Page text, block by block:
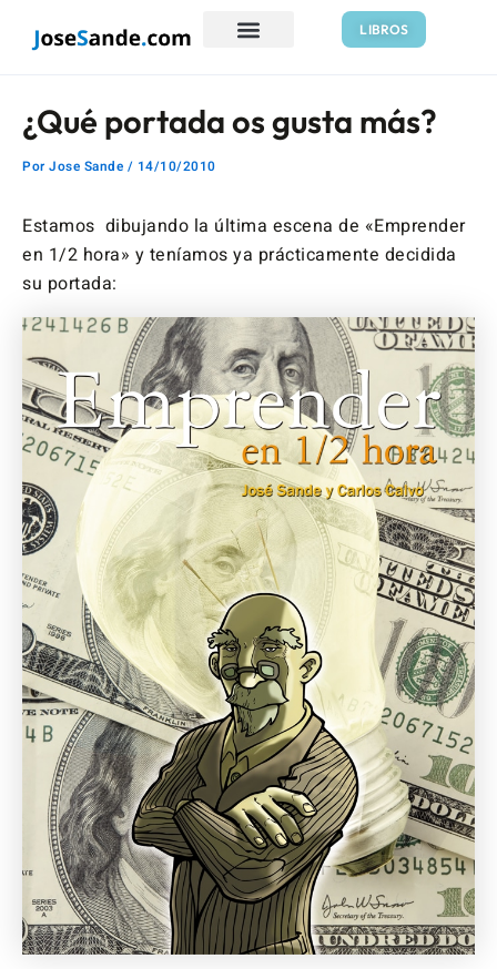
LIBROS
¿Qué portada os gusta más?
Por Jose Sande / 14/10/2010
Estamos dibujando la última escena de «Emprender
en 1/2 hora» y teníamos ya prácticamente decidida
su portada:
de